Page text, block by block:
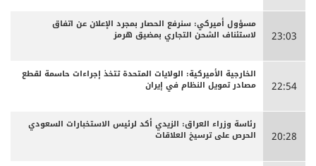
23:03
مسؤول أميركي: سنرفع الحصار بمجرد الإعلان عن اتفاق
لاستئناف الشحن التجاري بمضيق هرمز
22:54
الخارجية الأميركية: الولايات المتحدة تتخذ إجراءات حاسمة لقطع
مصادر تمويل النظام في إيران
20:28
رئاسة وزراء العراق: الزيدي أكد لرئيس الاستخبارات السعودي
الحرص على ترسيخ العلاقات